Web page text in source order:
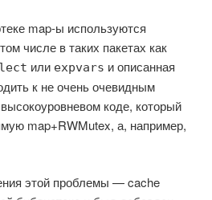
map-ы используются
числе в таких пакетах как
или expvars и описанная
к не очень очевидным
коде, который
map+RWMutex, а, например,
этой проблемы — cache